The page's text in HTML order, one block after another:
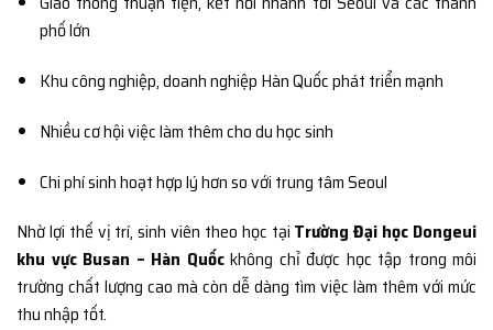
phố lớn
Khu công nghiệp, doanh nghiệp Hàn Quốc phát triển mạnh
Nhiều cơ hội việc làm thêm cho du học sinh
Chi phí sinh hoạt hợp lý hơn so với trung tâm Seoul
Nhờ lợi thế vị trí, sinh viên theo học tại Trường Đại học Dongeui
khu vực Busan – Hàn Quốckhông chỉ được học tập trong môi
trường chất lượng cao mà còn dễ dàng tìm việc làm thêm với mức
thu nhập tốt.